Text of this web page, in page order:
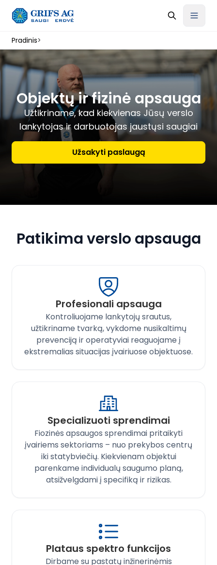
Pradinis>
Objektų ir fizinė apsauga
Užtikriname, kad kiekvienas Jūsų verslo
lankytojas ir darbuotojas jaustųsi saugiai
Užsakyti paslaugą
Patikima verslo apsauga
Profesionali apsauga
Kontroliuojame lankytojų srautus,
užtikriname tvarką, vykdome nusikaltimų
prevenciją ir operatyviai reaguojame į
ekstremalias situacijas įvairiuose objektuose.
Specializuoti sprendimai
Fiozinės apsaugos sprendimai pritaikyti
įvairiems sektoriams – nuo prekybos centrų
iki statybviečių. Kiekvienam objektui
parenkame individualų saugumo planą,
atsižvelgdami į specifiką ir rizikas.
Plataus spektro funkcijos
Dirbame su pastatų inžinerinėmis